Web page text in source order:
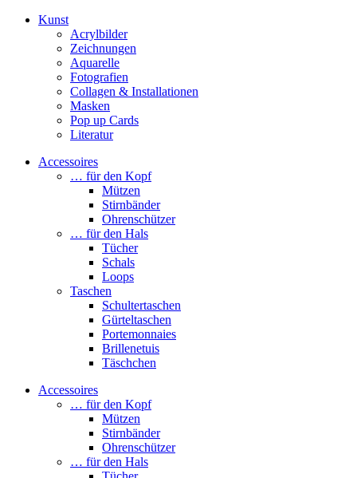
Kunst
Acrylbilder
Zeichnungen
Aquarelle
Fotografien
Collagen & Installationen
Masken
Pop up Cards
Literatur
Accessoires
… für den Kopf
Mützen
Stirnbänder
Ohrenschützer
… für den Hals
Tücher
Schals
Loops
Taschen
Schultertaschen
Gürteltaschen
Portemonnaies
Brillenetuis
Täschchen
Accessoires
… für den Kopf
Mützen
Stirnbänder
Ohrenschützer
… für den Hals